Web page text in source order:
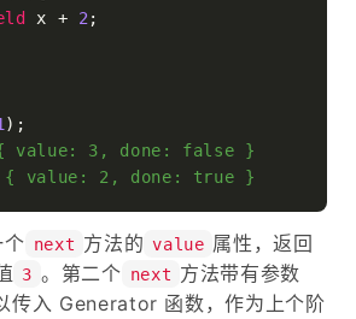
x + 2;
);
value: 3, done: false }
value: 2, done: true }
个 next 方法的 value 属性，返回
3 。第二个 next 方法带有参数
传入 Generator 函数，作为上个阶